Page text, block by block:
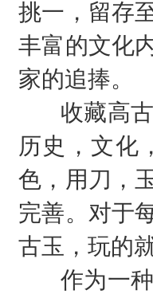
挑一，留存
丰富的文化
家的追捧。
收藏高
历史，文化
色，用刀，
完善。对于
古玉，玩的
作为一